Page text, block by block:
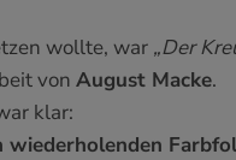
wollte, war „Der
von August Macke.
klar: